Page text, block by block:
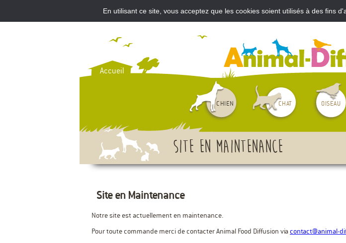
Accueil
CHIEN CHAT OISEAU
Site en maintenance
Site en Maintenance
Notre site est actuellement en maintenance.
Pour toute commande merci de contacter Animal Food Diffusion viacontact@animal-
VOUS AVEZ ACHETÉ UN CHIOT OU UN
En utilisant ce site, vous acceptez que les cookies soient utilisés à des fins